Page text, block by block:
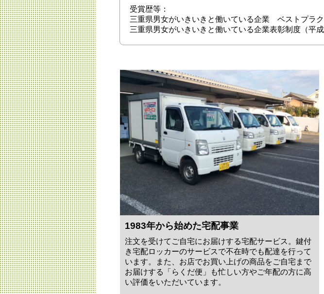
受賞歴等：
三重県男女がいきいきと働いている企業 ベストプラク
三重県男女がいきいきと働いている企業表彰制度（平成
1983年から始めた宅配事業
注文を受けてご自宅にお届けする宅配サービス。鍵付
き宅配ロッカーのサービスで不在時でも配達を行って
います。また、お店でお買い上げの商品をご自宅まで
お届けする「らくだ便」も忙しい方やご年配の方に高
い評価をいただいています。